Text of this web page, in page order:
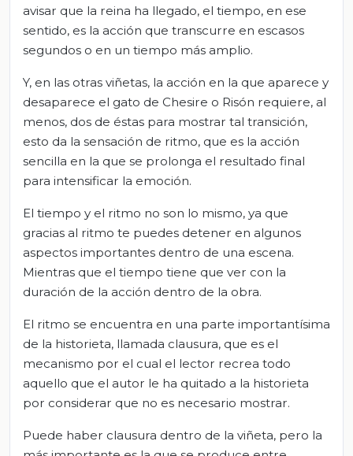
avisar que la reina ha llegado, el tiempo, en ese
sentido, es la acción que transcurre en escasos
segundos o en un tiempo más amplio.
Y, en las otras viñetas, la acción en la que aparece y
desaparece el gato de Chesire o Risón requiere, al
menos, dos de éstas para mostrar tal transición,
esto da la sensación de ritmo, que es la acción
sencilla en la que se prolonga el resultado final
para intensificar la emoción.
El tiempo y el ritmo no son lo mismo, ya que
gracias al ritmo te puedes detener en algunos
aspectos importantes dentro de una escena.
Mientras que el tiempo tiene que ver con la
duración de la acción dentro de la obra.
El ritmo se encuentra en una parte importantísima
de la historieta, llamada clausura, que es el
mecanismo por el cual el lector recrea todo
aquello que el autor le ha quitado a la historieta
por considerar que no es necesario mostrar.
Puede haber clausura dentro de la viñeta, pero la